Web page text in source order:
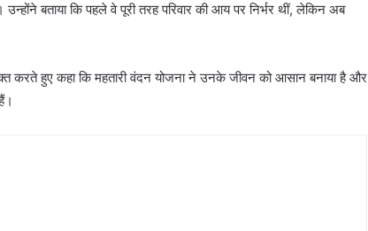
बताया कि पहले वे पूरी तरह परिवार की आय पर निर्भर थीं, लेकिन अब
करते हुए कहा कि महतारी वंदन योजना ने उनके जीवन को आसान बनाया है और